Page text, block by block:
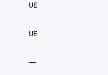
UE
UE
—